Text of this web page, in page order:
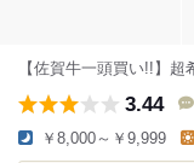
【佐賀牛一頭買い!!】
3.44
￥8,000～￥9,999